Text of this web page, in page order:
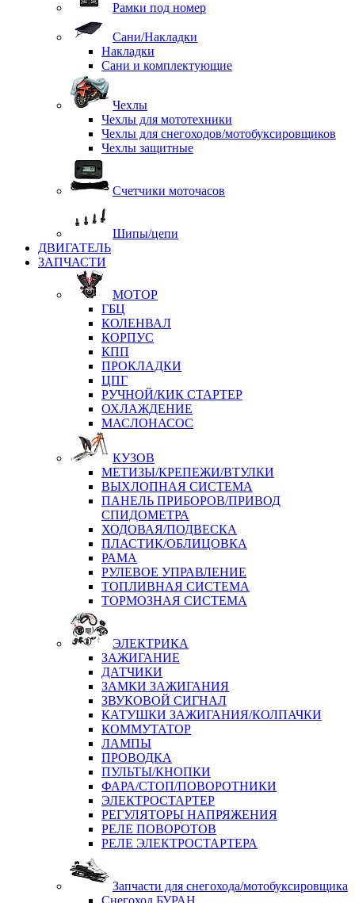
Рамки под номер
Сани/Накладки
Накладки
Сани и комплектующие
Чехлы
Чехлы для мототехники
Чехлы для снегоходов/мотобуксировщиков
Чехлы защитные
Счетчики моточасов
Шипы/цепи
ДВИГАТЕЛЬ
ЗАПЧАСТИ
МОТОР
ГБЦ
КОЛЕНВАЛ
КОРПУС
КПП
ПРОКЛАДКИ
ЦПГ
РУЧНОЙ/КИК СТАРТЕР
ОХЛАЖДЕНИЕ
МАСЛОНАСОС
КУЗОВ
МЕТИЗЫ/КРЕПЕЖИ/ВТУЛКИ
ВЫХЛОПНАЯ СИСТЕМА
ПАНЕЛЬ ПРИБОРОВ/ПРИВОД
СПИДОМЕТРА
ХОДОВАЯ/ПОДВЕСКА
ПЛАСТИК/ОБЛИЦОВКА
РАМА
РУЛЕВОЕ УПРАВЛЕНИЕ
ТОПЛИВНАЯ СИСТЕМА
ТОРМОЗНАЯ СИСТЕМА
ЭЛЕКТРИКА
ЗАЖИГАНИЕ
ДАТЧИКИ
ЗАМКИ ЗАЖИГАНИЯ
ЗВУКОВОЙ СИГНАЛ
КАТУШКИ ЗАЖИГАНИЯ/КОЛПАЧКИ
КОММУТАТОР
ЛАМПЫ
ПРОВОДКА
ПУЛЬТЫ/КНОПКИ
ФАРА/СТОП/ПОВОРОТНИКИ
ЭЛЕКТРОСТАРТЕР
РЕГУЛЯТОРЫ НАПРЯЖЕНИЯ
РЕЛЕ ПОВОРОТОВ
РЕЛЕ ЭЛЕКТРОСТАРТЕРА
Запчасти для снегохода/мотобуксировщика